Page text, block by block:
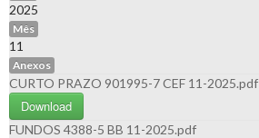
2025
Mês
11
Anexos
CURTO PRAZO 901995-7 CEF 11-2025.pdf
Download
FUNDOS 4388-5 BB 11-2025.pdf